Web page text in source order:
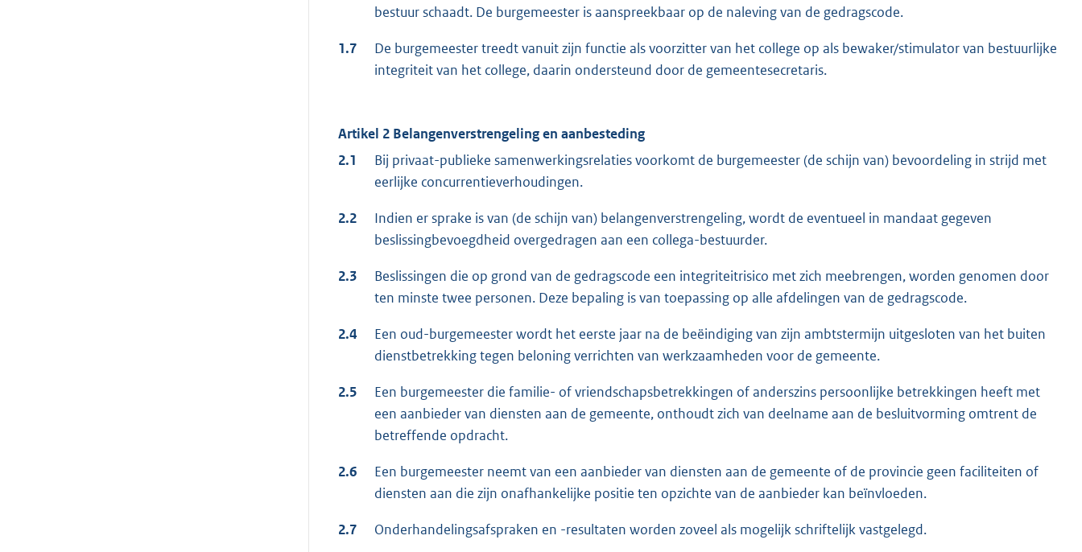
bestuur schaadt. De burgemeester is aanspreekbaar op de naleving van de gedragscode.
1.7
De burgemeester treedt vanuit zijn functie als voorzitter van het college op als bewaker/stimulator van bestuurlijke
integriteit van het college, daarin ondersteund door de gemeentesecretaris.
Artikel 2 Belangenverstrengeling en aanbesteding
2.1
Bij privaat-publieke samenwerkingsrelaties voorkomt de burgemeester (de schijn van) bevoordeling in strijd met
eerlijke concurrentieverhoudingen.
2.2
Indien er sprake is van (de schijn van) belangenverstrengeling, wordt de eventueel in mandaat gegeven
beslissingbevoegdheid overgedragen aan een collega-bestuurder.
2.3
Beslissingen die op grond van de gedragscode een integriteitrisico met zich meebrengen, worden genomen door
ten minste twee personen. Deze bepaling is van toepassing op alle afdelingen van de gedragscode.
2.4
Een oud-burgemeester wordt het eerste jaar na de beëindiging van zijn ambtstermijn uitgesloten van het buiten
dienstbetrekking tegen beloning verrichten van werkzaamheden voor de gemeente.
2.5
Een burgemeester die familie- of vriendschapsbetrekkingen of anderszins persoonlijke betrekkingen heeft met
een aanbieder van diensten aan de gemeente, onthoudt zich van deelname aan de besluitvorming omtrent de
betreffende opdracht.
2.6
Een burgemeester neemt van een aanbieder van diensten aan de gemeente of de provincie geen faciliteiten of
diensten aan die zijn onafhankelijke positie ten opzichte van de aanbieder kan beïnvloeden.
2.7 Onderhandelingsafspraken en -resultaten worden zoveel als mogelijk schriftelijk vastgelegd.